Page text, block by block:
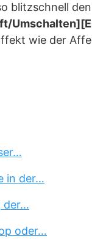
blitzschnell
wie der
in der…
der…
oder…